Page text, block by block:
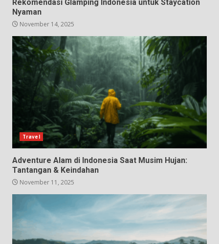
Rekomendasi Glamping Indonesia untuk Staycation
Nyaman
November 14, 2025
Travel
Adventure Alam di Indonesia Saat Musim Hujan:
Tantangan & Keindahan
November 11, 2025